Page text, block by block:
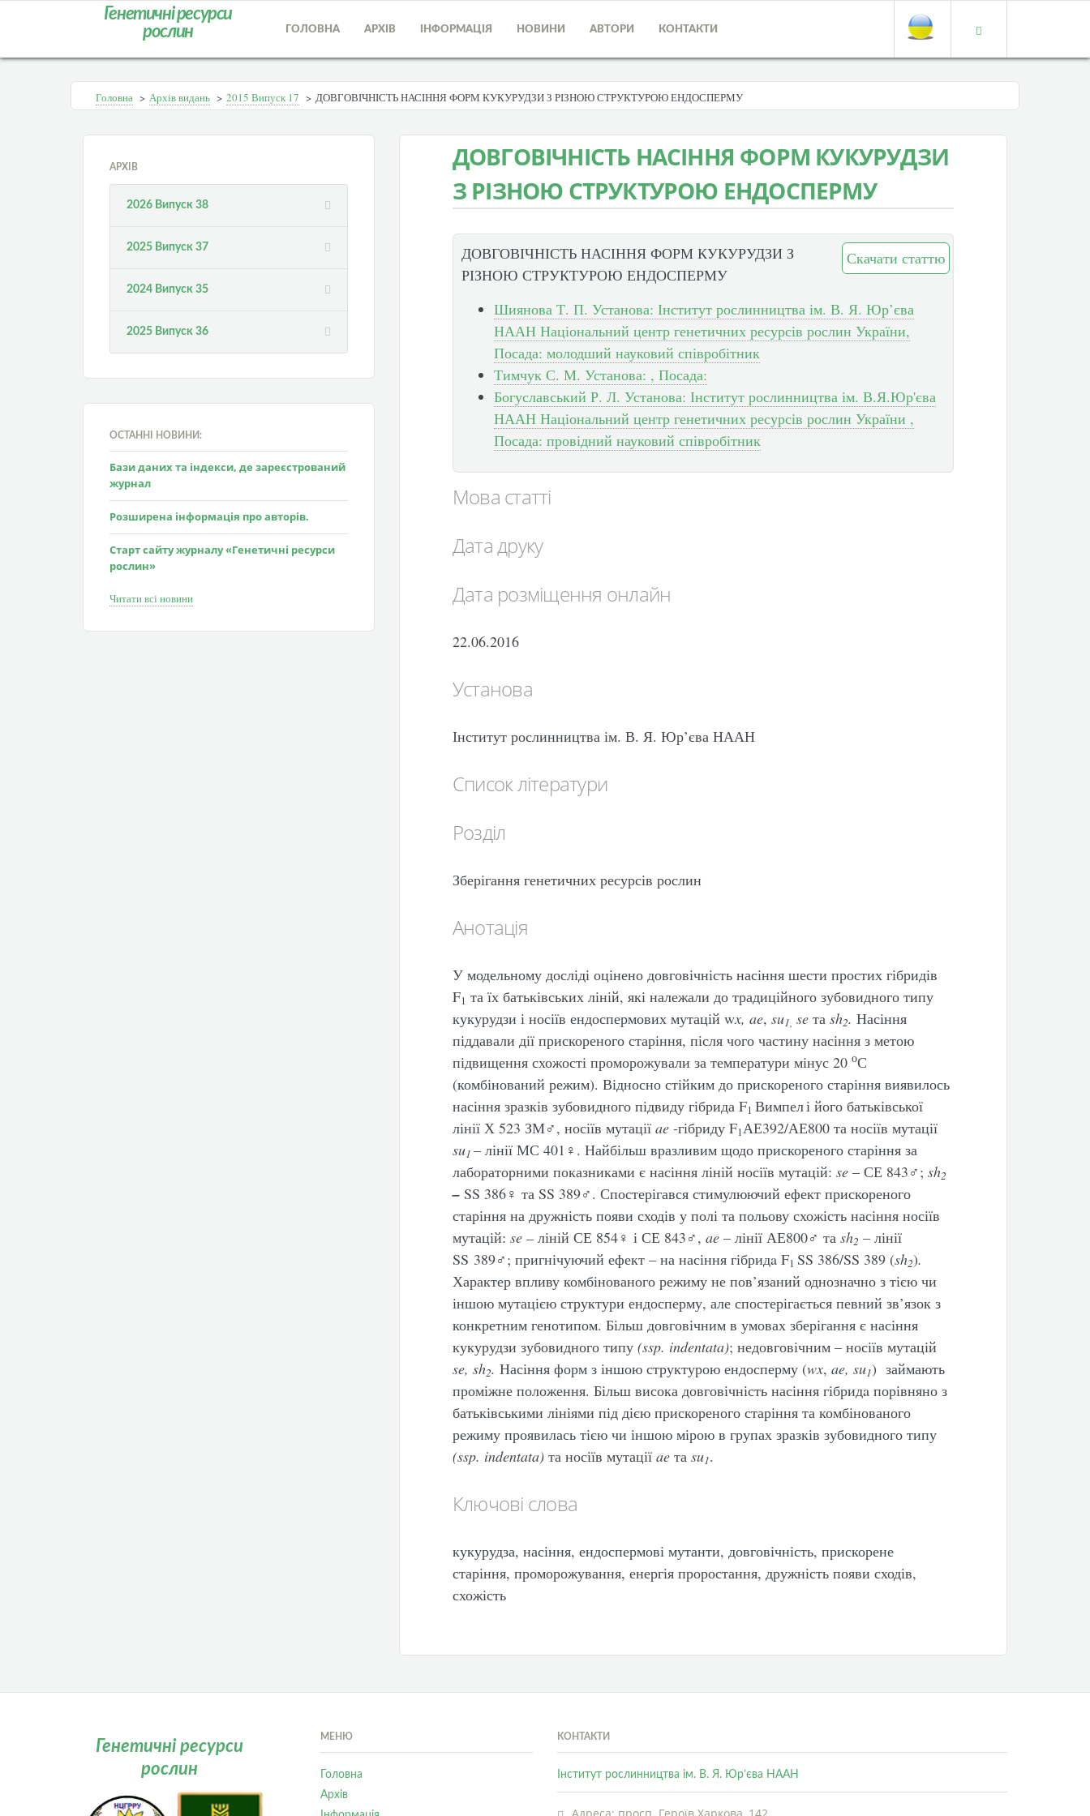
Генетичні ресурси
рослин
ГОЛОВНА АРХІВ ІНФОРМАЦІЯ НОВИНИ АВТОРИ КОНТАКТИ
Головна > Архів видань > 2015 Випуск 17 > ДОВГОВІЧНІСТЬ НАСІННЯ ФОРМ КУКУРУДЗИ З РІЗНОЮ СТРУКТУРОЮ ЕНДОСПЕРМУ
АРХІВ
2026 Випуск 38
2025 Випуск 37
2024 Випуск 35
2025 Випуск 36
ОСТАННІ НОВИНИ:
Бази даних та індекси, де зареєстрований
журнал
Розширена інформація про авторів.
Старт сайту журналу «Генетичні ресурси
рослин»
Читати всі новини
ДОВГОВІЧНІСТЬ НАСІННЯ ФОРМ КУКУРУДЗИ
З РІЗНОЮ СТРУКТУРОЮ ЕНДОСПЕРМУ
Скачати статтю
ДОВГОВІЧНІСТЬ НАСІННЯ ФОРМ КУКУРУДЗИ З
РІЗНОЮ СТРУКТУРОЮ ЕНДОСПЕРМУ
Шиянова Т. П. Установа: Інститут рослинництва ім. В. Я. Юр’єва
НААН Національний центр генетичних ресурсів рослин України,
Посада: молодший науковий співробітник
Тимчук С. М. Установа: , Посада:
Богуславський Р. Л. Установа: Інститут рослинництва ім. В.Я.Юр'єва
НААН Національний центр генетичних ресурсів рослин України ,
Посада: провідний науковий співробітник
Мова статті
Дата друку
Дата розміщення онлайн
22.06.2016
Установа
Інститут рослинництва ім. В. Я. Юр’єва НААН
Список літератури
Розділ
Зберігання генетичних ресурсів рослин
Анотація
У модельному досліді оцінено довговічність насіння шести простих гібридів
F1 та їх батьківських ліній, які належали до традиційного зубовидного типу
кукурудзи і носіїв ендоспермових мутацій wx, ae, su1, se та sh2. Насіння
піддавали дії прискореного старіння, після чого частину насіння з метою
підвищення схожості проморожували за температури мінус 20 оС
(комбінований режим). Відносно стійким до прискореного старіння виявилось
насіння зразків зубовидного підвиду гібрида F1 Вимпелі його батьківської
лінії Х 523 ЗМ♂, носіїв мутації ae -гібриду F1АЕ392/АЕ800 та носіїв мутації
su1 – лінії МС 401♀. Найбільш вразливим щодо прискореного старіння за
лабораторними показниками є насіння ліній носіїв мутацій: se – СЕ 843♂; sh2
– SS 386♀ та SS 389♂. Спостерігався стимулюючий ефект прискореного
старіння на дружність появи сходів у полі та польову схожість насіння носіїв
мутацій: se – ліній СЕ 854♀ і СЕ 843♂, ae– лінії АЕ800♂ та sh2 – лінії
SS 389♂; пригнічуючий ефект – на насіння гібридa F1 SS 386/SS 389 (sh2).
Характер впливу комбінованого режиму не пов’язаний однозначно з тією чи
іншою мутацією структури ендосперму, але спостерігається певний зв’язок з
конкретним генотипом. Більш довговічним в умовах зберігання є насіння
кукурудзи зубовидного типу (ssp. indentata); недовговічним – носіїв мутацій
se, sh2. Насіння форм з іншою структурою ендосперму (wx, ae, su1) займають
проміжне положення. Більш висока довговічність насіння гібридa порівняно з
батьківськими лініями під дією прискореного старіння та комбінованого
режиму проявилась тією чи іншою мірою в групах зразків зубовидного типу
(ssp. indentata)та носіїв мутації ae та su1.
Ключові слова
кукурудза, насіння, ендоспермові мутанти, довговічність, прискорене
старіння, проморожування, енергія проростання, дружність появи сходів,
схожість
Генетичні ресурси
рослин
МЕНЮ
Головна
Архів
КОНТАКТИ
Інститут рослинництва ім. В. Я. Юр’єва НААН